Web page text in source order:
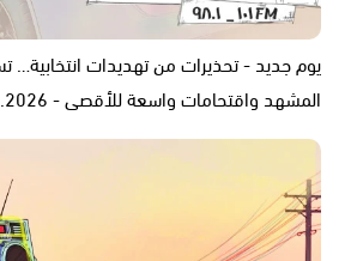
يوم جديد - تحذيرات من تهديدات
المشهد واقتحامات واسعة للأقصى - 23.07.2026